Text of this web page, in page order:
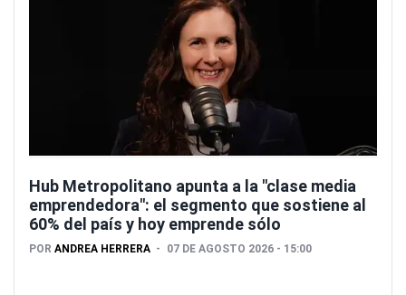
Hub Metropolitano apunta a la "clase media
emprendedora": el segmento que sostiene al
60% del país y hoy emprende sólo
POR ANDREA HERRERA 07 DE AGOSTO 2026 - 15:00